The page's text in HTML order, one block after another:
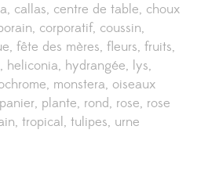
callas centre de table choux
corporatif coussin
fête des mères fleurs fruits
heliconia hydrangée lys
monstera oiseaux
panier plante rond rose rose
tropical tulipes urne